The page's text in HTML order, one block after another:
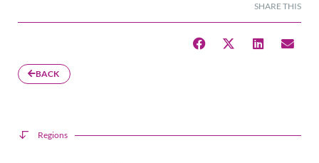
SHARE THIS
BACK
Regions